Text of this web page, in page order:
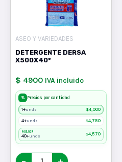
ASEO Y VARIEDADES
DETERGENTE DERSA
X500X40*
$ 4900 IVA incluido
% Precios por cantidad
1+unds $4,900
4+unds $4,750
MEJOR
40+unds $4,570